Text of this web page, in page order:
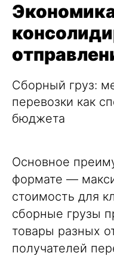
Сборный груз:
перевозки как
бюджета
Основное
формате —
стоимость для
сборные грузы
товары разных
получателей